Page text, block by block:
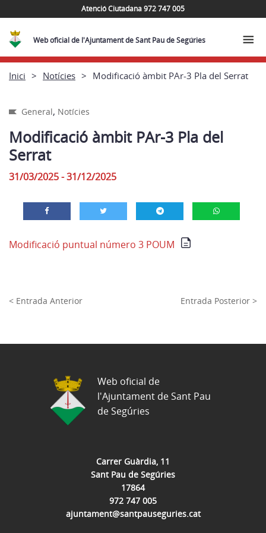
Atenció Ciutadana 972 747 005
Web oficial de l'Ajuntament de Sant Pau de Segúries
Inici Notícies Modificació àmbit PAr-3 Pla del Serrat
General, Notícies
Modificació àmbit PAr-3 Pla del
Serrat
31/03/2025 - 31/12/2025
Modificació puntual número 3 POUM
< Entrada Anterior Entrada Posterior >
Carrer Guàrdia, 11
Sant Pau de Segúries
17864
972 747 005
ajuntament@santpauseguries.cat
Web oficial de
l'Ajuntament de Sant Pau
de Segúries